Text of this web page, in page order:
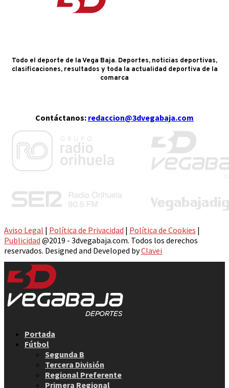
Todo el deporte de la Vega Baja. Deportes, noticias deportivas,
clasificaciones, resultados y toda la actualidad deportiva de la
comarca
Contáctanos: redaccion@3dvegabaja.com
Aviso Legal | Política de Privacidad | Política de Cookies |
Publicidad @2019 - 3dvegabaja.com. Todos los derechos
reservados. Designed and Developed byClavei
Portada
Fútbol
Segunda B
Tercera División
Regional Preferente
Primera Regional